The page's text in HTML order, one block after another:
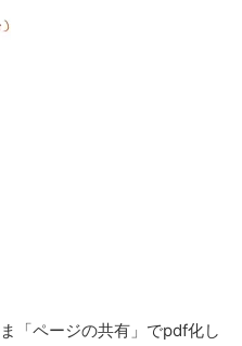
「ページの共有」でpdf化し